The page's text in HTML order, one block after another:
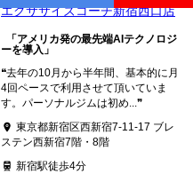
エクササイズコーチ新宿西口店
「アメリカ発の最先端AIテクノロジ
ーを導入」
❝去年の10月から半年間、基本的に月
4回ペースで利用させて頂いていま
す。パーソナルジムは初め...❞
東京都新宿区西新宿7-11-17 ブレ
ステン西新宿7階・8階
新宿駅徒歩4分